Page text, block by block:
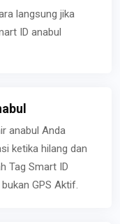
langsung jika
ID anabul
anabul Anda
ketika hilang dan
Tag Smart ID
GPS Aktif.